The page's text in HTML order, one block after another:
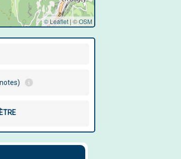
© Leaflet | ©OSM